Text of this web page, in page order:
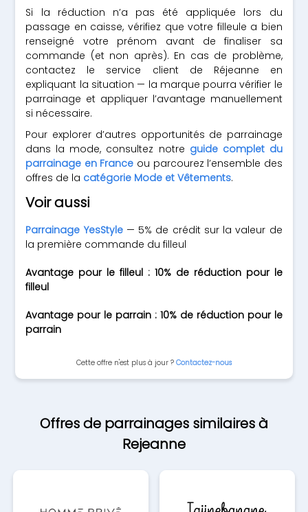
Si la réduction n’a pas été appliquée lors du
passage en caisse, vérifiez que votre filleule a bien
renseigné votre prénom avant de finaliser sa
commande (et non après). En cas de problème,
contactez le service client de Réjeanne en
expliquant la situation — la marque pourra vérifier le
parrainage et appliquer l’avantage manuellement
si nécessaire.
Pour explorer d’autres opportunités de parrainage
dans la mode, consultez notre guide complet du
parrainage en France ou parcourez l’ensemble des
offres de la catégorie Mode et Vêtements.
Voir aussi
Parrainage YesStyle— 5% de crédit sur la valeur de
la première commande du filleul
Avantage pour le filleul : 10% de réduction pour le
filleul
Avantage pour le parrain : 10% de réduction pour le
parrain
Cette offre n'est plus à jour ? Contactez-nous
Offres de parrainages similaires à
Rejeanne